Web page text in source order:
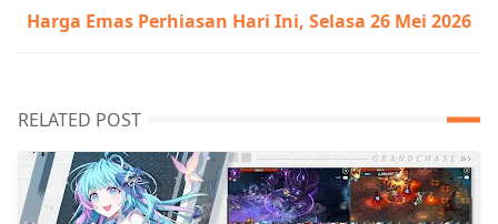
Harga Emas Perhiasan Hari Ini, Selasa 26 Mei 2026
RELATED POST